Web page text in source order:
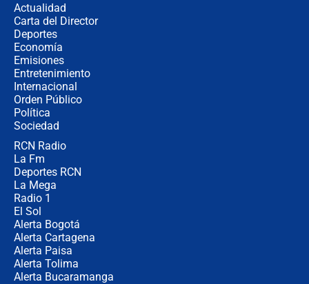
Actualidad
Carta del Director
Deportes
Economía
Emisiones
Entretenimiento
Internacional
Orden Público
Política
Sociedad
RCN Radio
La Fm
Deportes RCN
La Mega
Radio 1
El Sol
Alerta Bogotá
Alerta Cartagena
Alerta Paisa
Alerta Tolima
Alerta Bucaramanga